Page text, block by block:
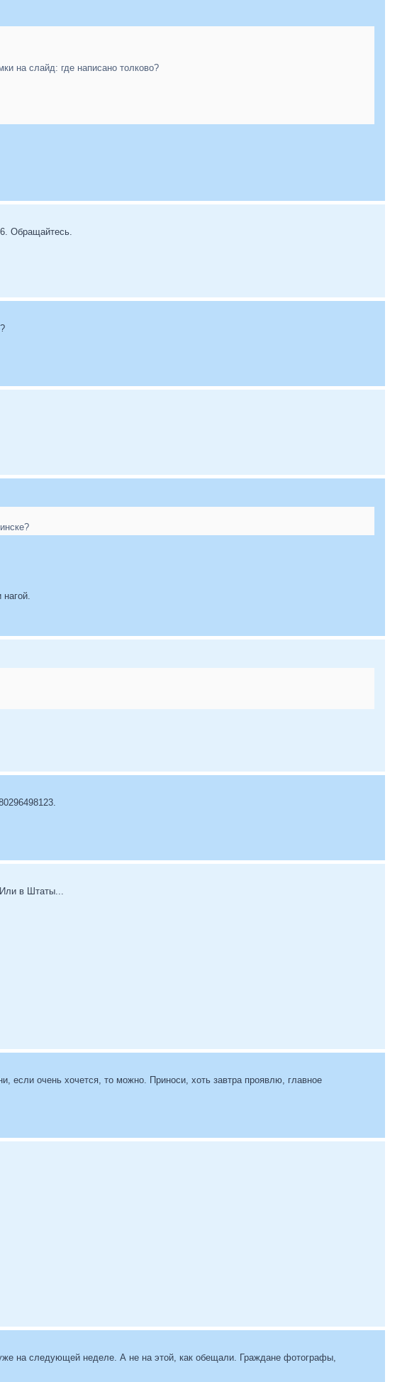
на слайд: где написано толково?
Обращайтесь.
Или в Штаты...
если очень хочется, то можно. Приноси, хоть завтра проявлю, главное
на следующей неделе. А не на этой, как обещали. Граждане фотографы,